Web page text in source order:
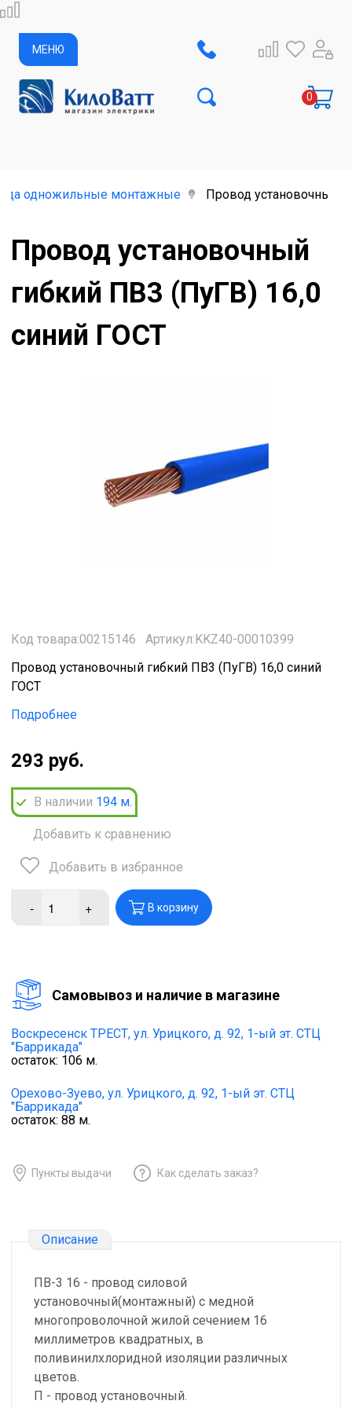
МЕНЮ
одножильные монтажные Провод установочный
Провод установочный
гибкий ПВ3 (ПуГВ) 16,0
синий ГОСТ
Код товара:00215146
Артикул:KKZ40-00010399
Провод установочный гибкий ПВ3 (ПуГВ) 16,0 синий
ГОСТ
Подробнее
293 руб.
В наличии 194 м.
Добавить к сравнению
Добавить в избранное
- + В корзину
Cамовывоз и наличие в магазине
Воскресенск ТРЕСТ, ул. Урицкого, д. 92, 1-ый эт. СТЦ
"Баррикада"
остаток: 106 м.
Орехово-Зуево, ул. Урицкого, д. 92, 1-ый эт. СТЦ
"Баррикада"
остаток: 88 м.
Пункты выдачи Как сделать заказ?
Описание
ПВ-3 16 - провод силовой
установочный(монтажный) с медной
многопроволочной жилой сечением 16
миллиметров квадратных, в
поливинилхлоридной изоляции различных
цветов.
П - провод установочный.